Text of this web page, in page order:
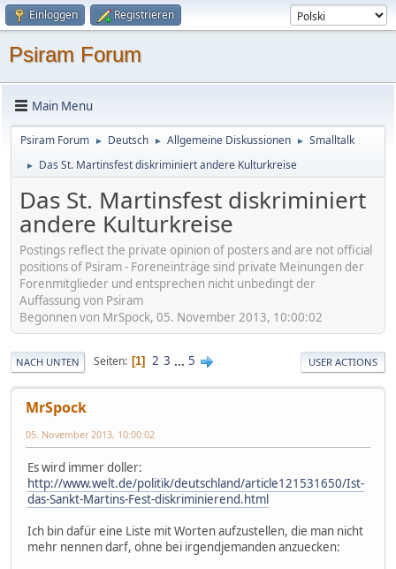
Einloggen Registrieren
Psiram Forum
Main Menu
Psiram Forum ► Deutsch ► Allgemeine Diskussionen ► Smalltalk
► Das St. Martinsfest diskriminiert andere Kulturkreise
Das St. Martinsfest diskriminiert
andere Kulturkreise
Postings reflect the private opinion of posters and are not official
positions of Psiram - Foreneinträge sind private Meinungen der
Forenmitglieder und entsprechen nicht unbedingt der
Auffassung von Psiram
Begonnen von MrSpock, 05. November 2013, 10:00:02
NACH UNTEN Seiten 1 2 3 ... 5 USER ACTIONS
MrSpock
05. November 2013, 10:00:02
Es wird immer doller:
http://www.welt.de/politik/deutschland/article121531650/Ist-
das-Sankt-Martins-Fest-diskriminierend.html
Ich bin dafür eine Liste mit Worten aufzustellen, die man nicht
mehr nennen darf, ohne bei irgendjemanden anzuecken: